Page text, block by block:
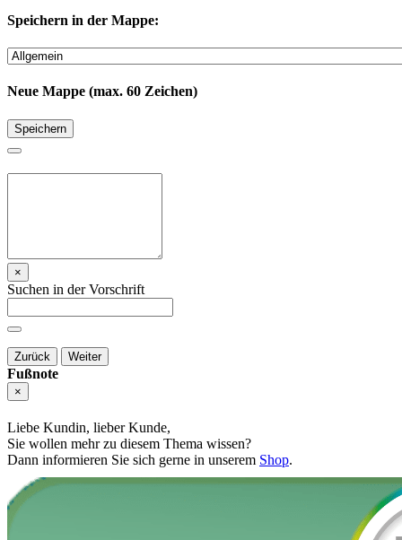
Speichern in der Mappe:
Neue Mappe (max. 60 Zeichen)
Speichern
×
Suchen in der Vorschrift
Zurück Weiter
Fußnote
×
Liebe Kundin, lieber Kunde,
Sie wollen mehr zu diesem Thema wissen?
Dann informieren Sie sich gerne in unserem Shop.